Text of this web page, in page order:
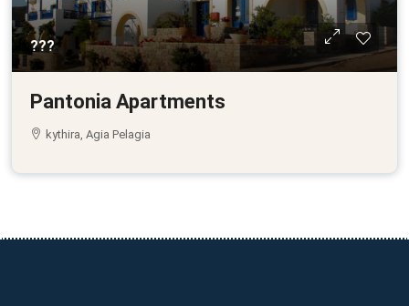
???
Pantonia Apartments
kythira, Agia Pelagia